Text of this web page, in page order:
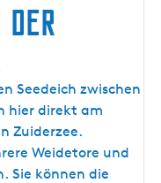
der
Seedeich zwischen
hier direkt am
Zuiderzee.
Weidetore und
Sie können die